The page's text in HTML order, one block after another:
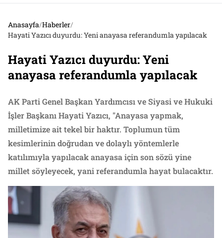
Anasayfa/Haberler/
Hayati Yazıcı duyurdu: Yeni anayasa referandumla yapılacak
Hayati Yazıcı duyurdu: Yeni
anayasa referandumla yapılacak
AK Parti Genel Başkan Yardımcısı ve Siyasi ve Hukuki
İşler Başkanı Hayati Yazıcı, "Anayasa yapmak,
milletimize ait tekel bir haktır. Toplumun tüm
kesimlerinin doğrudan ve dolaylı yöntemlerle
katılımıyla yapılacak anayasa için son sözü yine
millet söyleyecek, yani referandumla hayat bulacaktır.